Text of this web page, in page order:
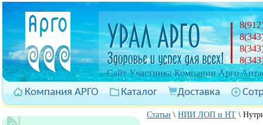
Cайт Участника Компании Арго
Компания АРГО Каталог Доставка
Статьи \ НИИ ЛОП и НТ \